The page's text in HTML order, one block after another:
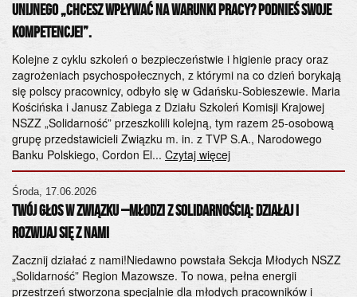
unijnego „Chcesz wpływać na warunki pracy? Podnieś swoje
kompetencje!”.
Kolejne z cyklu szkoleń o bezpieczeństwie i higienie pracy oraz
zagrożeniach psychospołecznych, z którymi na co dzień borykają
się polscy pracownicy, odbyło się w Gdańsku-Sobieszewie. Maria
Kościńska i Janusz Zabiega z Działu Szkoleń Komisji Krajowej
NSZZ „Solidarność” przeszkolili kolejną, tym razem 25-osobową
grupę przedstawicieli Związku m. in. z TVP S.A., Narodowego
Banku Polskiego, Cordon El... Czytaj więcej
Środa, 17.06.2026
Twój Głos w Związku –Młodzi z Solidarnością: Działaj i
Rozwijaj się z Nami
Zacznij działać z nami!Niedawno powstała Sekcja Młodych NSZZ
„Solidarność” Region Mazowsze. To nowa, pełna energii
przestrzeń stworzona specjalnie dla młodych pracowników i